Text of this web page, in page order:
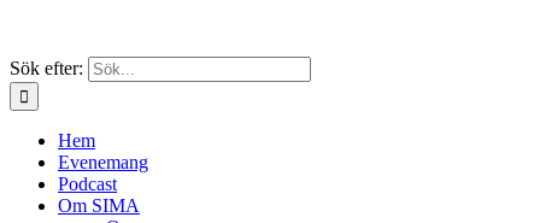
Sök efter:
Hem
Evenemang
Podcast
Om SIMA